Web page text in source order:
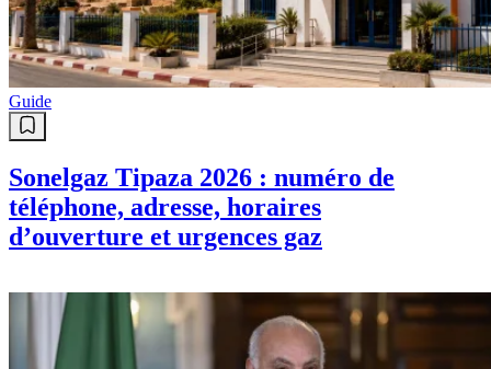
Guide
Sonelgaz Tipaza 2026 : numéro de
téléphone, adresse, horaires
d’ouverture et urgences gaz